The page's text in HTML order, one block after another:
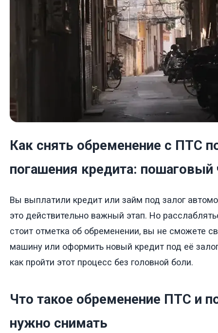
Как снять обременение с ПТС
погашения кредита: пошаговый
Вы выплатили кредит или займ под залог
это действительно важный этап. Но
стоит отметка об обременении, вы не сможете
машину или оформить новый кредит под её
как пройти этот процесс без головной боли.
Что такое обременение ПТС и
нужно снимать